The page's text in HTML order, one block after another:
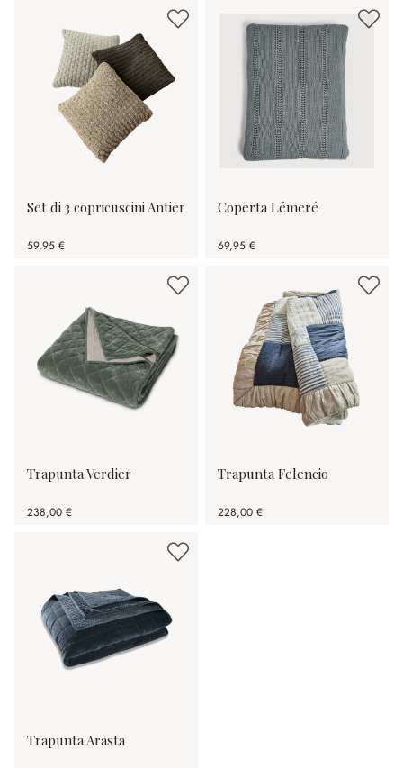
Set di 3 copricuscini Antier
59,95 €
Coperta Lémeré
69,95 €
Trapunta Verdier
238,00 €
Trapunta Felencio
228,00 €
Trapunta Arasta